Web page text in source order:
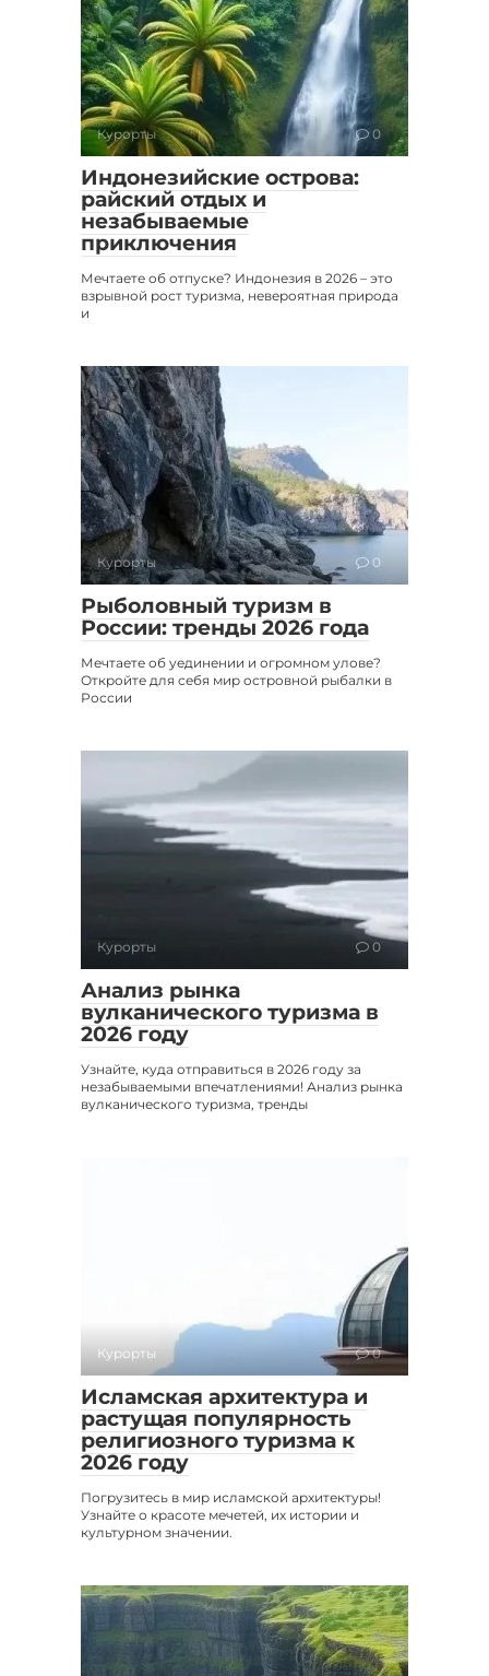
Курорты 0
Индонезийские острова:
райский отдых и
незабываемые
приключения
Мечтаете об отпуске? Индонезия в 2026 – это
взрывной рост туризма, невероятная природа
и
Курорты 0
Рыболовный туризм в
России: тренды 2026 года
Мечтаете об уединении и огромном улове?
Откройте для себя мир островной рыбалки в
России
Курорты 0
Анализ рынка
вулканического туризма в
2026 году
Узнайте, куда отправиться в 2026 году за
незабываемыми впечатлениями! Анализ рынка
вулканического туризма, тренды
Курорты 0
Исламская архитектура и
растущая популярность
религиозного туризма к
2026 году
Погрузитесь в мир исламской архитектуры!
Узнайте о красоте мечетей, их истории и
культурном значении.